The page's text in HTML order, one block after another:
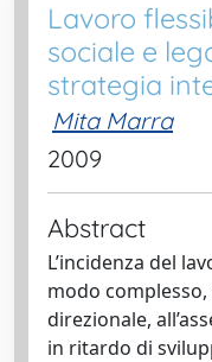
Lavoro
sociale e
strategia
Mita Marra
2009
Abstract
L’incidenza del
modo
direzionale,
in ritardo di